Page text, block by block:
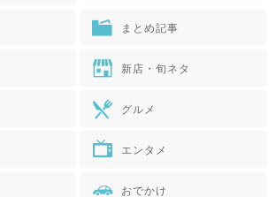
まとめ記事
新店・旬ネタ
グルメ
エンタメ
おでかけ